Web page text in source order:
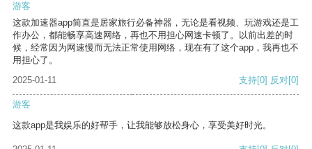
游客
这款加速器app简直是居家旅行必备神器，无论是看视频、玩游戏还是工
作办公，都能畅享高速网络，再也不用担心网速卡顿了。以前出差的时
候，经常因为网速慢而无法正常使用网络，现在有了这个app，我再也不
用担心了。
2025-01-11
支持[0] 反对[0]
游客
这款app是我娱乐的好帮手，让我能够放松身心，享受美好时光。